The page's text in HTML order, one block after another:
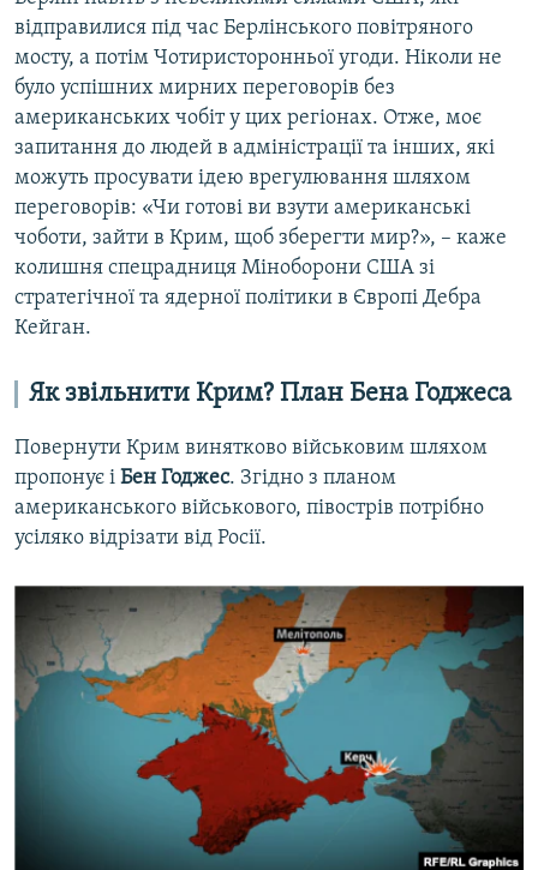
відправилися під час Берлінського повітряного
мосту, а потім Чотиристоронньої угоди. Ніколи не
було успішних мирних переговорів без
американських чобіт у цих регіонах. Отже, моє
запитання до людей в адміністрації та інших, які
можуть просувати ідею врегулювання шляхом
переговорів: «Чи готові ви взути американські
чоботи, зайти в Крим, щоб зберегти мир?», – каже
колишня спецрадниця Міноборони США зі
стратегічної та ядерної політики в Європі Дебра
Кейган.
Як звільнити Крим? План Бена Годжеса
Повернути Крим винятково військовим шляхом
пропонує і Бен Годжес. Згідно з планом
американського військового, півострів потрібно
усіляко відрізати від Росії.